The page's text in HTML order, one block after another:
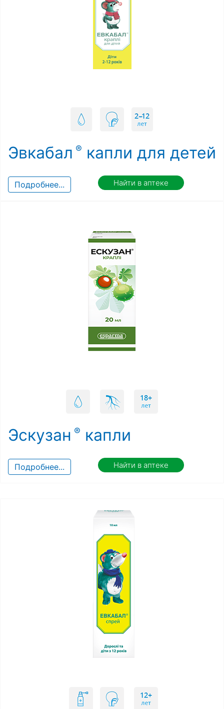
Эвкабал капли для детей
Найти в аптеке
Подробнее...
Эскузан капли
Найти в аптеке
Подробнее...